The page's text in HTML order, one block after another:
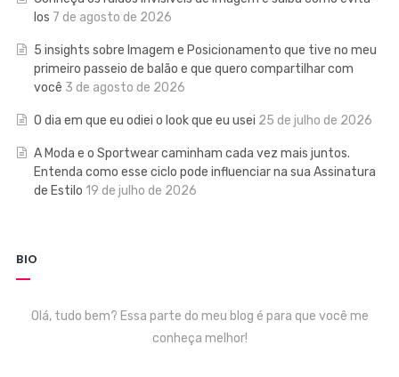
los 7 de agosto de 2026
5 insights sobre Imagem e Posicionamento que tive no meu
primeiro passeio de balão e que quero compartilhar com
você 3 de agosto de 2026
O dia em que eu odiei o look que eu usei 25 de julho de 2026
A Moda e o Sportwear caminham cada vez mais juntos.
Entenda como esse ciclo pode influenciar na sua Assinatura
de Estilo 19 de julho de 2026
BIO
Olá, tudo bem? Essa parte do meu blog é para que você me
conheça melhor!